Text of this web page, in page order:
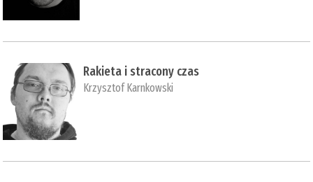
Rakieta i stracony czas
Krzysztof Karnkowski